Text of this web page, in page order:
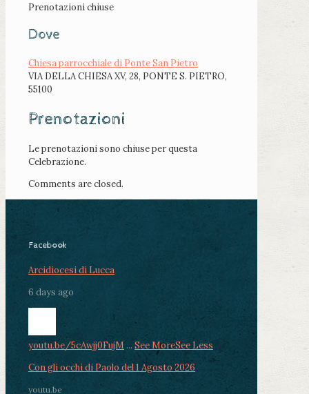
Prenotazioni chiuse
Dove
Chiesa parrocchiale di Ponte San Pietro
VIA DELLA CHIESA XV, 28, PONTE S. PIETRO,
55100
Prenotazioni
Le prenotazioni sono chiuse per questa
Celebrazione.
Comments are closed.
Facebook
Arcidiocesi di Lucca
6 days ago
youtu.be/5cAwjj0FujM ... See MoreSee Less
Con gli occhi di Paolo del 1 Agosto 2026
youtu.be